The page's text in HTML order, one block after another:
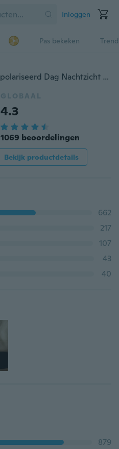
Inloggen
Pas bekeken
Mode Mannen Vrouwen Gepolariseerd Dag Nachtzicht Clip-op Flip-up Lens Zonnebril Rijden Vissen Buitenbril
GLOBAAL
4.3
1069 beoordelingen
Bekijk productdetails
662
217
107
43
40
879